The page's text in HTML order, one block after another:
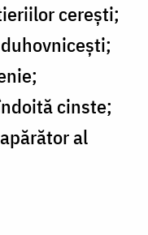
cerești;
cinste;
al